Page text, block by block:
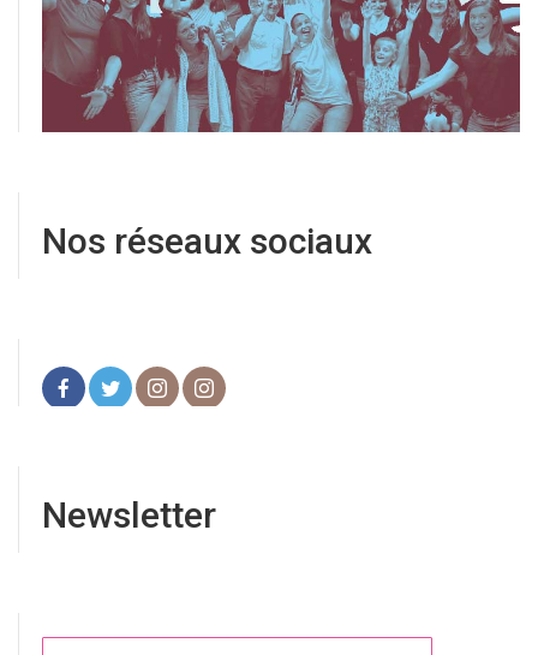
Nos réseaux sociaux
Newsletter